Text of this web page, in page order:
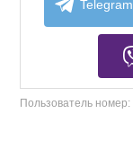
Telegram
Пользователь номер: